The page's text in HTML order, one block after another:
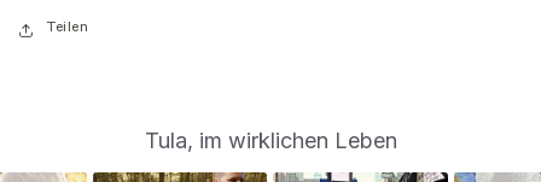
Teilen
Tula, im wirklichen Leben